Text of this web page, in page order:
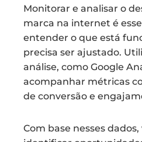
Monitorar e analisar o
marca na internet é
entender o que está
precisa ser ajustado.
análise, como Google
acompanhar métricas
de conversão e
Com base nesses